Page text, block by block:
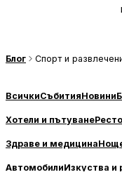
Блог Спорт и
ВсичкиСъбитияНовини
Хотели и пътуване
Здраве и медицина
АвтомобилиИзкуства и